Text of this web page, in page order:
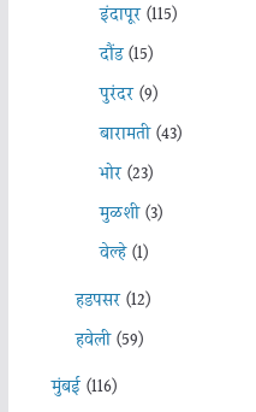
इंदापूर(115)
दौंड(15)
पुरंदर(9)
बारामती(43)
भोर(23)
मुळशी(3)
वेल्हे(1)
हडपसर(12)
हवेली(59)
मुंबई(116)